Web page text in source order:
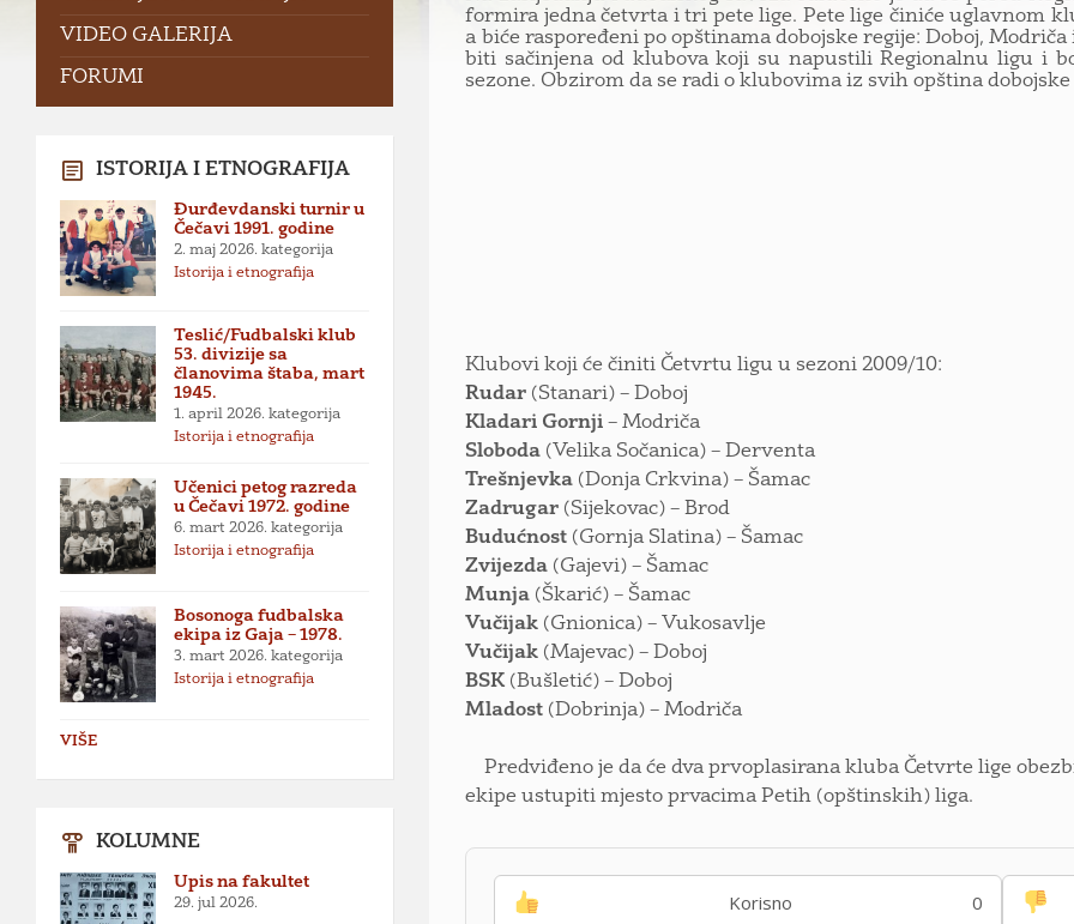
formira jedna četvrta i tri pete lige. Pete lige činiće uglavnom
a biće raspoređeni po opštinama dobojske regije: Doboj,
biti sačinjena od klubova koji su napustili Regionalnu ligu i
sezone. Obzirom da se radi o klubovima iz svih opština
Klubovi koji će činiti Četvrtu ligu u sezoni 2009/10:
Rudar (Stanari) – Doboj
Kladari Gornji– Modriča
Sloboda (Velika Sočanica) – Derventa
Trešnjevka (Donja Crkvina) – Šamac
Zadrugar (Sijekovac) – Brod
Budućnost (Gornja Slatina) – Šamac
Zvijezda (Gajevi) – Šamac
Munja (Škarić) – Šamac
Vučijak (Gnionica) – Vukosavlje
Vučijak (Majevac) – Doboj
BSK (Bušletić) – Doboj
Mladost (Dobrinja) – Modriča
Predviđeno je da će dva prvoplasirana kluba Četvrte lige
ekipe ustupiti mjesto prvacima Petih (opštinskih) liga.
Korisno 0
VIDEO GALERIJA
FORUMI
ISTORIJA I ETNOGRAFIJA
Đurđevdanski turnir u
Čečavi 1991. godine
2. maj 2026. kategorija
Istorija i etnografija
Teslić/Fudbalski klub
53. divizije sa
članovima štaba, mart
1945.
1. april 2026. kategorija
Istorija i etnografija
Učenici petog razreda
u Čečavi 1972. godine
6. mart 2026. kategorija
Istorija i etnografija
Bosonoga fudbalska
ekipa iz Gaja – 1978.
3. mart 2026. kategorija
Istorija i etnografija
VIŠE
KOLUMNE
Upis na fakultet
29. jul 2026.